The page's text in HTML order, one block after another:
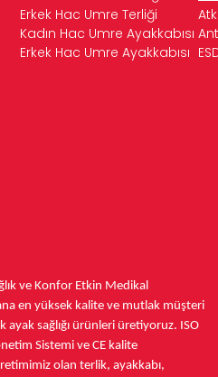
Erkek Hac Umre Terliği
Kadın Hac Umre Ayakkabısı
Erkek Hac Umre Ayakkabısı
ve Konfor Etkin Medikal
en yüksek kalite ve mutlak müşteri
sağlığı ürünleri üretiyoruz. ISO
Sistemi ve CE kalite
olan terlik, ayakkabı,